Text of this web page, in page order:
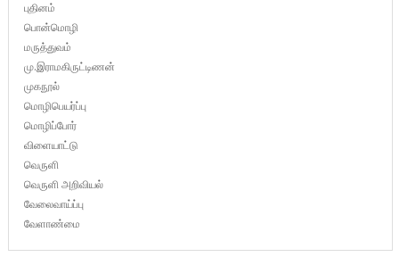
புதினம்
பொன்மொழி
மருத்துவம்
மு.இராமகிருட்டிணன்
முகநூல்
மொழிபெயர்ப்பு
மொழிப்போர்
விளையாட்டு
வெருளி
வெருளி அறிவியல்
வேலைவாய்ப்பு
வேளாண்மை